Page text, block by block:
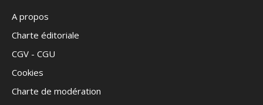
A propos
Charte éditoriale
CGV - CGU
Cookies
Charte de modération